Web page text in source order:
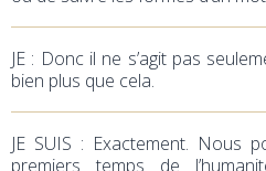
JE : Donc il ne s’agit pas
bien plus que cela.
JE SUIS : Exactement. Nous
premiers temps de